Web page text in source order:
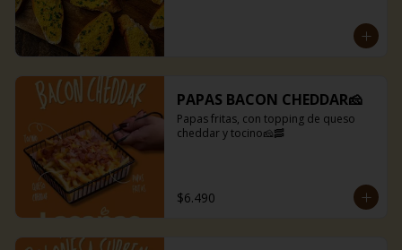
PAPAS BACON CHEDDAR🧀
Papas fritas, con topping de queso
cheddar y tocino🧀🥓
$6.490